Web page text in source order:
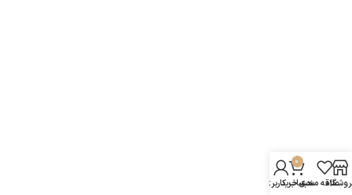
علاقه مندی
0
سبد خرید
حساب کاربری من